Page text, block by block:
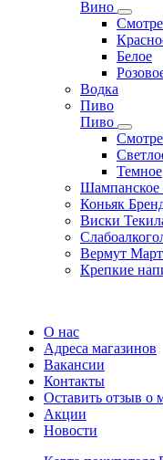
Вино
Белое
Водка
Пиво
Пиво
Темное
Шампанское
Коньяк
Виски
Вермут
Крепкие
О нас
Адреса магазинов
Вакансии
Контакты
Оставить отзыв о
Акции
Новости